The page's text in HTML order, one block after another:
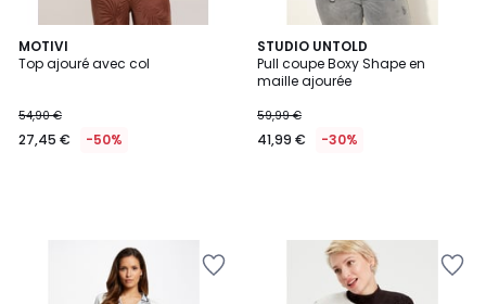
MOTIVI
Top ajouré avec col
54,90 €
27,45 € -50%
STUDIO UNTOLD
Pull coupe Boxy Shape en
maille ajourée
59,99 €
41,99 € -30%